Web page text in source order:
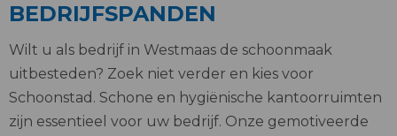
BEDRIJFSPANDEN
Wilt u als bedrijf in Westmaas de schoonmaak
uitbesteden? Zoek niet verder en kies voor
Schoonstad. Schone en hygiënische kantoorruimten
zijn essentieel voor uw bedrijf. Onze gemotiveerde